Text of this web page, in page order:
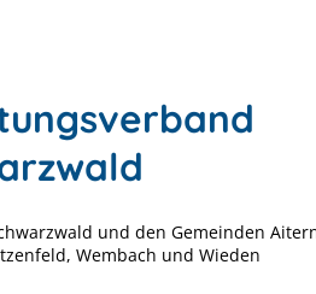
und den Gemeinden
Wembach und Wieden